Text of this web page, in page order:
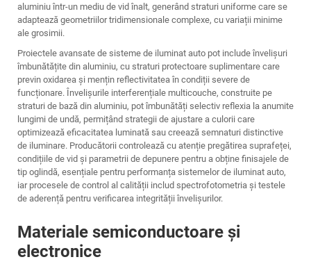
aluminiu într-un mediu de vid înalt, generând straturi uniforme care se
adaptează geometriilor tridimensionale complexe, cu variații minime
ale grosimii.
Proiectele avansate de sisteme de iluminat auto pot include învelișuri
îmbunătățite din aluminiu, cu straturi protectoare suplimentare care
previn oxidarea și mențin reflectivitatea în condiții severe de
funcționare. Învelișurile interferențiale multicouche, construite pe
straturi de bază din aluminiu, pot îmbunătăți selectiv reflexia la anumite
lungimi de undă, permițând strategii de ajustare a culorii care
optimizează eficacitatea luminată sau creează semnaturi distinctive
de iluminare. Producătorii controlează cu atenție pregătirea suprafeței,
condițiile de vid și parametrii de depunere pentru a obține finisajele de
tip oglindă, esențiale pentru performanța sistemelor de iluminat auto,
iar procesele de control al calității includ spectrofotometria și testele
de aderență pentru verificarea integrității învelișurilor.
Materiale semiconductoare și
electronice